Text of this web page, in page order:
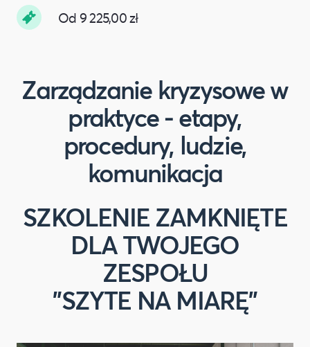
Od 9 225,00 zł
Zarządzanie kryzysowe w
praktyce - etapy,
procedury, ludzie,
komunikacja
SZKOLENIE ZAMKNIĘTE
DLA TWOJEGO
ZESPOŁU
"SZYTE NA MIARĘ"